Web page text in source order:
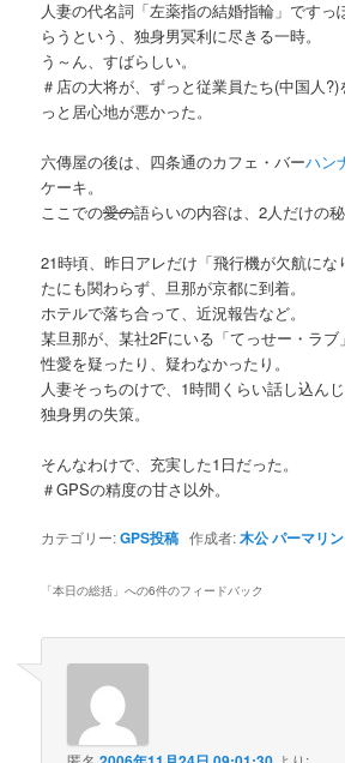
人妻の代名詞「左薬指の結婚指輪」ですっ
らうという、独身男冥利に尽きる一時。
う～ん、すばらしい。
＃店の大将が、ずっと従業員たち(中国人
っと居心地が悪かった。
六傳屋の後は、四条通のカフェ・バーハン
ケーキ。
ここでの愛の語らいの内容は、2人だけの秘
21時頃、昨日アレだけ「飛行機が欠航にな
たにも関わらず、旦那が京都に到着。
ホテルで落ち合って、近況報告など。
某旦那が、某社2Fにいる「てっせー・ラ
性愛を疑ったり、疑わなかったり。
人妻そっちのけで、1時間くらい話し込んじ
独身男の失策。
そんなわけで、充実した1日だった。
＃GPSの精度の甘さ以外。
カテゴリー:GPS投稿 作成者:木公パーマリ
「本日の総括 」への6件のフィードバック